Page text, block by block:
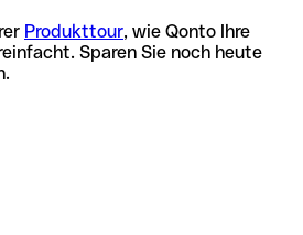
Produkttour, wie Qonto Ihre
Sparen Sie noch heute